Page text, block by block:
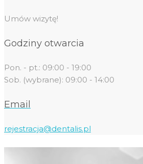
Umów wizytę!
Godziny otwarcia
Pon. - pt.: 09:00 - 19:00
Sob. (wybrane): 09:00 - 14:00
Email
rejestracja@dentalis.pl